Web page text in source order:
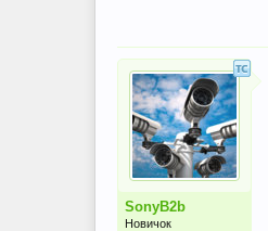
SonyB2b
Новичок